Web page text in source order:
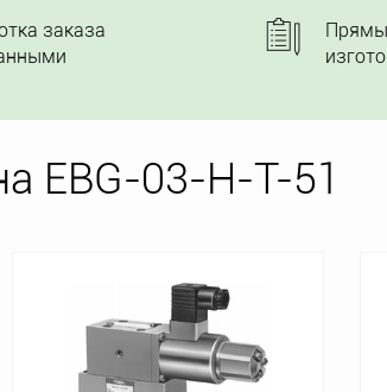
заказа
EBG-03-H-T-51